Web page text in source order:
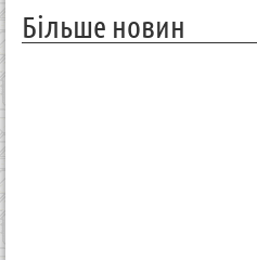
Більше новин